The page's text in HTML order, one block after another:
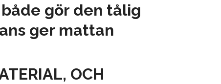
både gör den tålig
ger mattan
OCH